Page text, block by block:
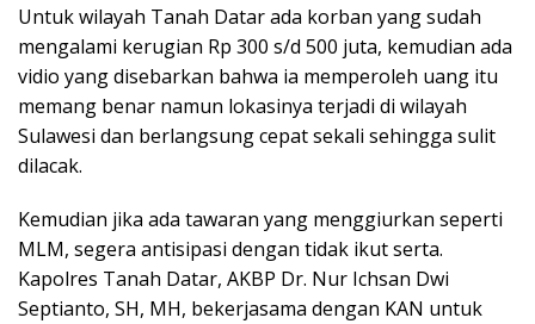
Untuk wilayah Tanah Datar ada korban yang sudah
mengalami kerugian Rp 300 s/d 500 juta, kemudian ada
vidio yang disebarkan bahwa ia memperoleh uang itu
memang benar namun lokasinya terjadi di wilayah
Sulawesi dan berlangsung cepat sekali sehingga sulit
dilacak.
Kemudian jika ada tawaran yang menggiurkan seperti
MLM, segera antisipasi dengan tidak ikut serta.
Kapolres Tanah Datar, AKBP Dr. Nur Ichsan Dwi
Septianto, SH, MH, bekerjasama dengan KAN untuk